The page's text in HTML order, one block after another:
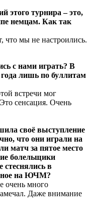
этого турнира – это,
немцам. Как так
что мы не настроились.
с нами играть? В
лишь по буллитам
встречи мог
сенсация. Очень
своё выступление
что они играли на
матч за пятое место
болельщики
стеснялись в
на ЮЧМ?
очень много
Даже внимание